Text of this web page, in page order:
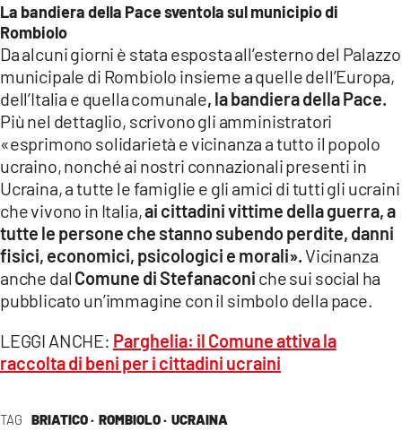
TAG BRIATICO · ROMBIOLO · UCRAINA
La bandiera della Pace sventola sul municipio di
Rombiolo
Da alcuni giorni è stata esposta all’esterno del Palazzo
municipale di Rombiolo insieme a quelle dell’Europa,
dell’Italia e quella comunale, la bandiera della Pace.
Più nel dettaglio, scrivono gli amministratori
«esprimono solidarietà e vicinanza a tutto il popolo
ucraino, nonché ai nostri connazionali presenti in
Ucraina, a tutte le famiglie e gli amici di tutti gli ucraini
che vivono in Italia,ai cittadini vittime della guerra, a
tutte le persone che stanno subendo perdite, danni
fisici, economici, psicologici e morali».Vicinanza
anche dal Comune di Stefanaconi che sui social ha
pubblicato un’immagine con il simbolo della pace.
LEGGI ANCHE: Parghelia: il Comune attiva la
raccolta di beni per i cittadini ucraini